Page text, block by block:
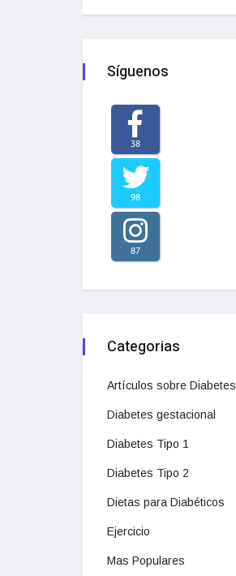
Síguenos
38
98
87
Categorias
Artículos sobre Diabetes
Diabetes gestacional
Diabetes Tipo 1
Diabetes Tipo 2
Dietas para Diabéticos
Ejercicio
Mas Populares